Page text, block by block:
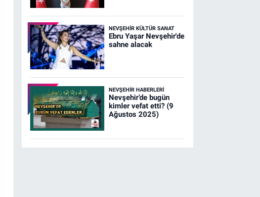
NEVŞEHIR KÜLTÜR SANAT
Ebru Yaşar Nevşehir'de
sahne alacak
NEVŞEHIR HABERLERI
Nevşehir’de bugün
kimler vefat etti? (9
Ağustos 2025)